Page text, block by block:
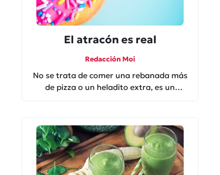
El atracón es real
Redacción Moi
No se trata de comer una rebanada más
de pizza o un heladito extra, es un